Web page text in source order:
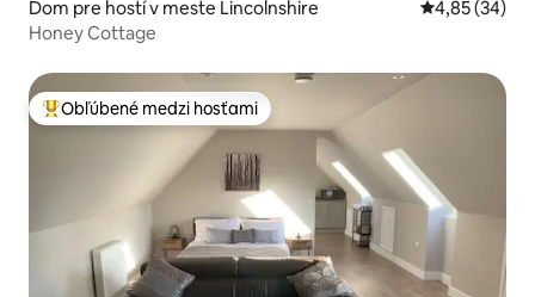
Dom pre hostí v meste Lincolnshire Priemerné
4,85 (34)
Honey Cottage
Najobľúbenejšie medzi hosťami
Obľúbené medzi hosťami